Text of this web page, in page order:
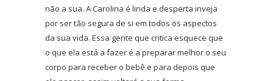
não a sua. A Carolina é linda e desperta inveja
por ser tão segura de si em todos os aspectos
da sua vida. Essa gente que critica esquece que
o que ela está a fazer é a preparar melhor o seu
corpo para receber o bebê e para depois que